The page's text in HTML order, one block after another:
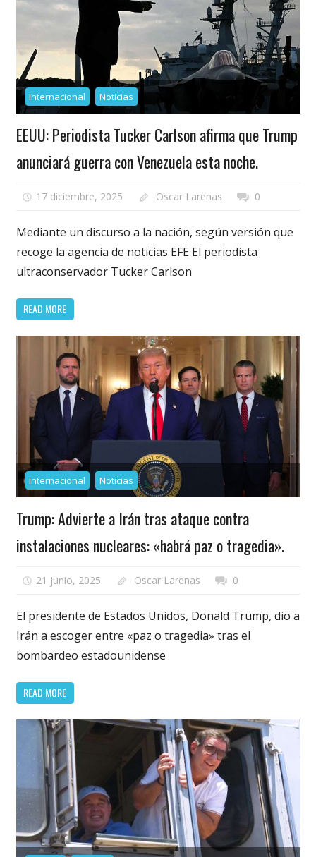
Internacional Noticias
EEUU: Periodista Tucker Carlson afirma que Trump
anunciará guerra con Venezuela esta noche.
17 diciembre, 2025 Oscar Larenas 0
Mediante un discurso a la nación, según versión que
recoge la agencia de noticias EFE El periodista
ultraconservador Tucker Carlson
READ MORE
Internacional Noticias
Trump: Advierte a Irán tras ataque contra
instalaciones nucleares: «habrá paz o tragedia».
21 junio, 2025 Oscar Larenas 0
El presidente de Estados Unidos, Donald Trump, dio a
Irán a escoger entre «paz o tragedia» tras el
bombardeo estadounidense
READ MORE